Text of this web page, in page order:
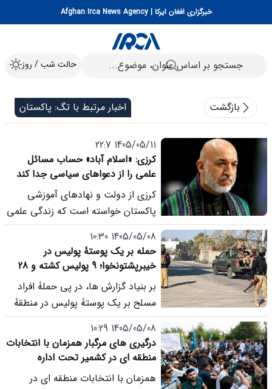
خبرگزاری افغان ایرکا | Afghan Irca News Agency
حالت شب / روز
بازگشت اخبار مرتبط با تگ: پاکستان
1405/05/11 22:7
کرزی: «اسلام آباد» حساب مسائل
علمی را از دعواهای سیاسی جدا کند
کرزی از دولت و نهادهای آموزشی
پاکستان خواسته است که زندگی علمی
و تحصیلی دانشجویان افغانستان را از
اختلافات سیاسی و مسائل دوجانبه
جدا نگه دارند.
1405/05/08 10:30
حمله بر یک پوستهٔ پولیس در
خیبرپشتونخوا؛ 9 پولیس کشته و 28
تن زخمی شدند
بر بنیاد گزارش ها، در پی حملۀ افراد
مسلح بر یک پوستۀ پولیس در منطقۀ
هنگو در خیبرپشتونخوا، دست کم 9
پولیس کشته و 28 تن دیگر زخمی شده
اند.
1405/05/08 10:29
درگیری های مرگبار همزمان با انتخابات
منطقه ای در کشمیر تحت ادارۀ
پاکستان
همزمان با انتخابات منطقه ای در